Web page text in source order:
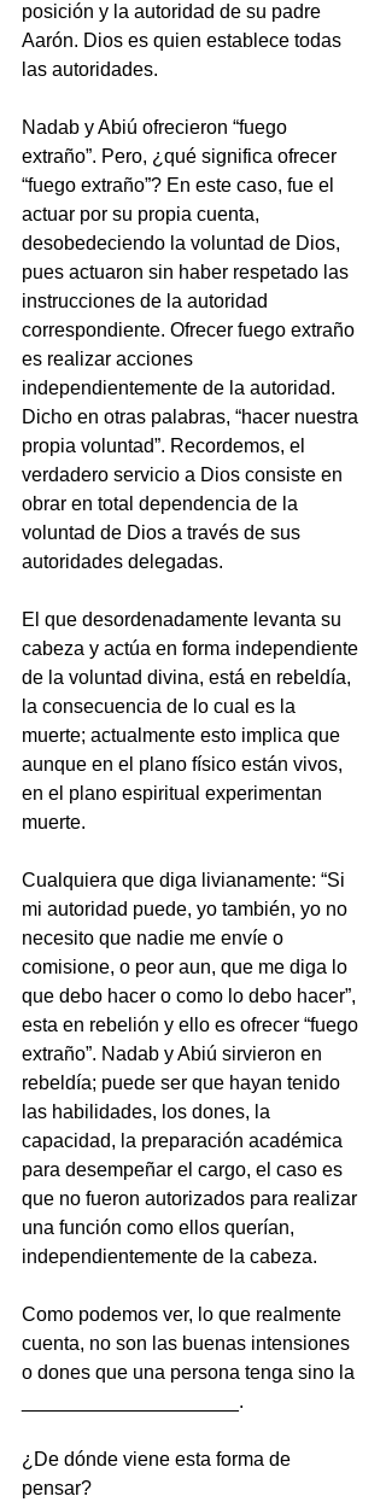
posición y la autoridad de su padre
Aarón. Dios es quien establece todas
las autoridades.
Nadab y Abiú ofrecieron “fuego
extraño”. Pero, ¿qué significa ofrecer
“fuego extraño”? En este caso, fue el
actuar por su propia cuenta,
desobedeciendo la voluntad de Dios,
pues actuaron sin haber respetado las
instrucciones de la autoridad
correspondiente. Ofrecer fuego extraño
es realizar acciones
independientemente de la autoridad.
Dicho en otras palabras, “hacer nuestra
propia voluntad”. Recordemos, el
verdadero servicio a Dios consiste en
obrar en total dependencia de la
voluntad de Dios a través de sus
autoridades delegadas.
El que desordenadamente levanta su
cabeza y actúa en forma independiente
de la voluntad divina, está en rebeldía,
la consecuencia de lo cual es la
muerte; actualmente esto implica que
aunque en el plano físico están vivos,
en el plano espiritual experimentan
muerte.
Cualquiera que diga livianamente: “Si
mi autoridad puede, yo también, yo no
necesito que nadie me envíe o
comisione, o peor aun, que me diga lo
que debo hacer o como lo debo hacer”,
esta en rebelión y ello es ofrecer “fuego
extraño”. Nadab y Abiú sirvieron en
rebeldía; puede ser que hayan tenido
las habilidades, los dones, la
capacidad, la preparación académica
para desempeñar el cargo, el caso es
que no fueron autorizados para realizar
una función como ellos querían,
independientemente de la cabeza.
Como podemos ver, lo que realmente
cuenta, no son las buenas intensiones
o dones que una persona tenga sino la
____________________.
¿De dónde viene esta forma de
pensar?